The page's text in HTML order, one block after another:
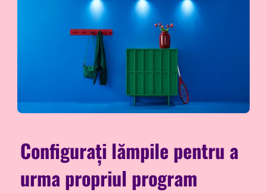
Configurați lămpile pentru a
urma propriul program